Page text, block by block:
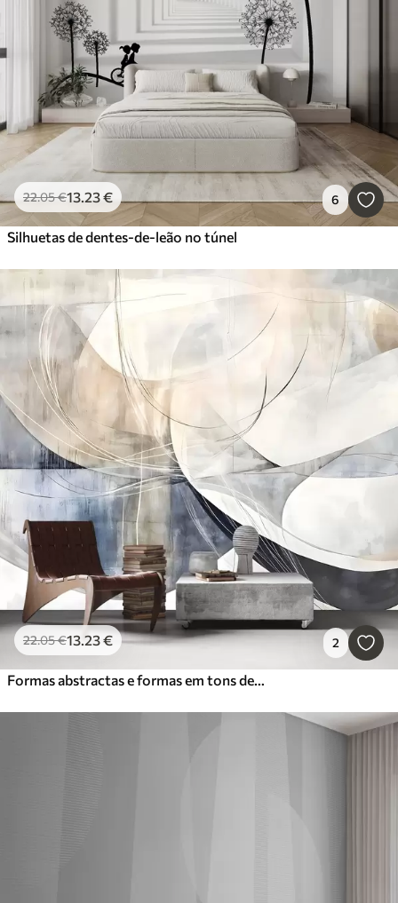
22.05€13.23€ 6
Silhuetas de dentes-de-leão no túnel
22.05€13.23€ 2
Formas abstractas e formas em tons de branco, cinzento, bege e azul sobre um fundo texturado esbatido